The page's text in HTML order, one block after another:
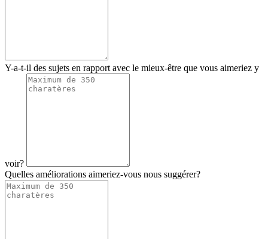
Y-a-t-il des sujets en rapport avec le mieux-être que vous aimeriez y
voir?
Quelles améliorations aimeriez-vous nous suggérer?